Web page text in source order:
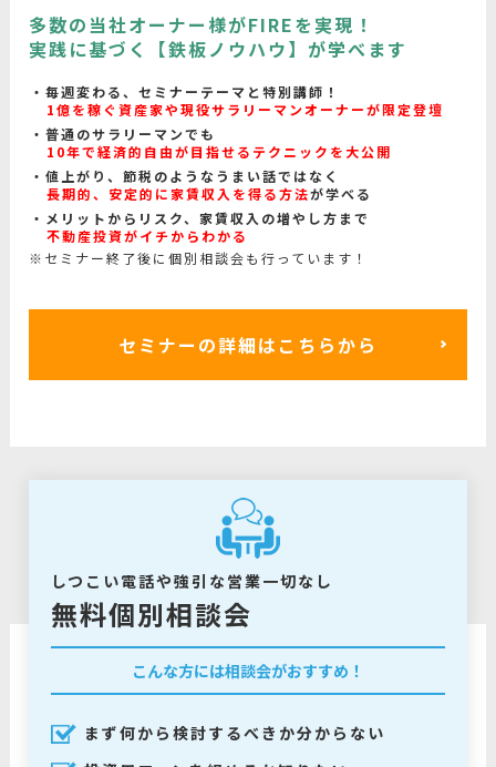
多数の当社オーナー様がFIREを実現！
実践に基づく【鉄板ノウハウ】が学べます
毎週変わる、セミナーテーマと特別講師！
1億を稼ぐ資産家や現役サラリーマンオーナーが限定登壇
普通のサラリーマンでも
10年で経済的自由が目指せるテクニックを大公開
値上がり、節税のようなうまい話ではなく
長期的、安定的に家賃収入を得る方法が学べる
メリットからリスク、家賃収入の増やし方まで
不動産投資がイチからわかる
※セミナー終了後に個別相談会も行っています！
セミナーの詳細はこちらから
しつこい電話や強引な営業一切なし
無料個別相談会
こんな方には相談会がおすすめ！
まず何から検討するべきか分からない